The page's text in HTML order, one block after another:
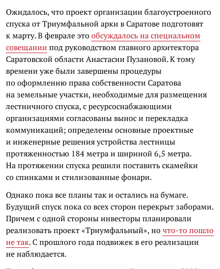
Ожидалось, что проект организации благоустроенного
спуска от Триумфальной арки в Саратове подготовят
к марту. В феврале этообсуждалось на специальном
совещании под руководством главного архитектора
Саратовской области Анастасии Пузановой. К тому
времени уже были завершены процедуры
по оформлению права собственности Саратова
на земельные участки, необходимые для размещения
лестничного спуска, с ресурсоснабжающими
организациями согласованы вынос и перекладка
коммуникаций; определены основные проектные
и инженерные решения устройства лестницы
протяженностью 184 метра и шириной 6,5 метра.
На протяжении спуска решили поставить скамейки
со спинками и стилизованные фонари.
Однако пока все планы так и остались на бумаге.
Будущий спуск пока со всех сторон перекрыт заборами.
Причем с одной стороны инвесторы планировали
реализовать проект «Триумфальный», ночто-то пошло
не так. С прошлого года подвижек в его реализации
не наблюдается.